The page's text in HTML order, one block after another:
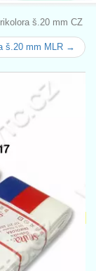
š.20 mm CZ
š.20 mm MLR →